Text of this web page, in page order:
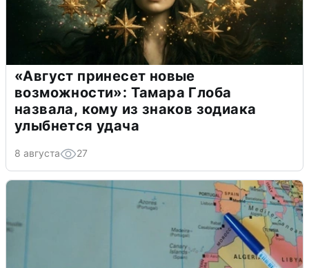
«Август принесет новые
возможности»: Тамара Глоба
назвала, кому из знаков зодиака
улыбнется удача
8 августа 27